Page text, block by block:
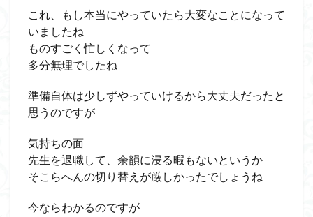
これ、もし本当にやっていたら大変なことになって
いましたね
ものすごく忙しくなって
多分無理でしたね
準備自体は少しずやっていけるから大丈夫だったと
思うのですが
気持ちの面
先生を退職して、余韻に浸る暇もないというか
そこらへんの切り替えが厳しかったでしょうね
今ならわかるのですが